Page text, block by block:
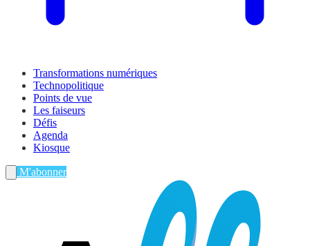
Transformations numériques
Technopolitique
Points de vue
Les faiseurs
Défis
Agenda
Kiosque
M'abonner